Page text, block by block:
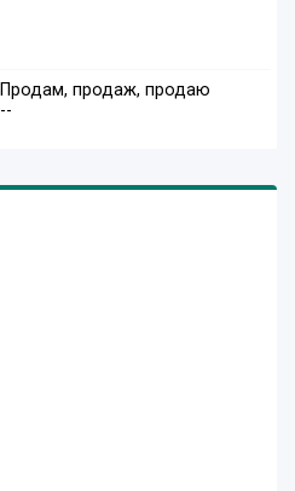
Продам, продаж, продаю
--